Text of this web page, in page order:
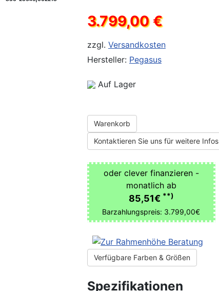
3.799,00 €
zzgl. Versandkosten
Hersteller: Pegasus
Auf Lager
Warenkorb
Kontaktieren Sie uns für weitere Infos
oder clever finanzieren -
monatlich ab
85,51€ **)
Barzahlungspreis: 3.799,00€
Verfügbare Farben & Größen
Spezifikationen